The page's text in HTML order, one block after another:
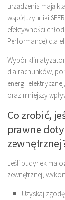
urządzenia mają
współczynniki
efektywności
Performance) dla
Wybór
dla rachunków,
energii
oraz mniejszy
Co zrobić,
prawne
Jeśli budynek ma
zewnętrznej,
Uzyskaj